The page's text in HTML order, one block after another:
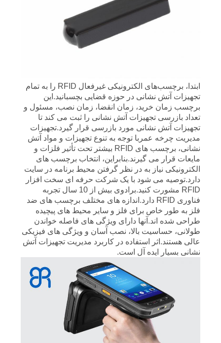
خصوصی
ابتدا، برچسب‌های الکترونیکی غیرفعال RFID را به تمام
تجهیزات آتش نشانی در حوزه قضایی بچسبانید.این
برچسب زمان خرید، زمان انقضا، زمان نصب، مسئول و
تعداد بازرسی تجهیزات آتش نشانی را ثبت می کند تا
تجهیزات آتش نشانی مورد بازرسی قرار گیرد.تجهیزات
مدیریت چرخه عمربا توجه به تنوع تجهیزات و مواد آتش
نشانی، برچسب های RFID بیشتر تحت تأثیر فلزات و
مایعات قرار می گیرند.بنابراین، انتخاب برچسب های
الکترونیکی نیاز به در نظر گرفتن محیط برنامه در سایت
دارد.توصیه می شود با یک شرکت حرفه ای سخت افزار
RFID مشورت کنید.برادوی بیش از 10 سال تجربه
فناوری RFID دارد.اندازه های مختلف برچسب های ضد
فلز به طور خاص برای فلز و سایر محیط های پیچیده
طراحی شده اند.آنها دارای ویژگی های فاصله خواندن
طولانی، حساسیت بالا، نصب آسان و ویژگی های فیزیکی
عالی هستند.اثر استفاده در کاربرد مدیریت تجهیزات آتش
نشانی بسیار ایده آل است.